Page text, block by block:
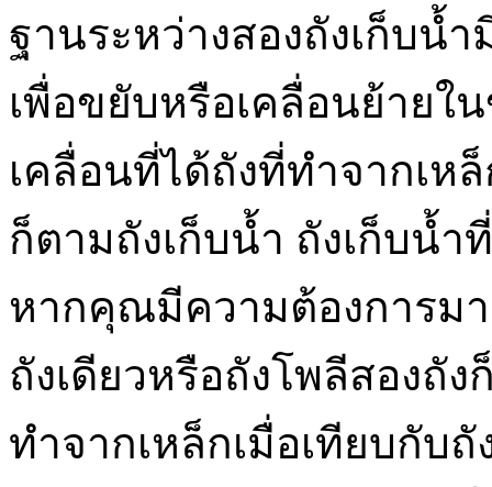
ฐานระหว่างสองถังเก็บน้
เพื่อขยับหรือเคลื่อนย้าย
เคลื่อนที่ได้ถังที่ทำจากเห
ก็ตามถังเก็บน้ำ ถังเก็บน้
หากคุณมีความต้องการม
ถังเดียวหรือถังโพลีสองถั
ทำจากเหล็กเมื่อเทียบกับ